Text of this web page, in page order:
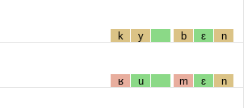
k y b ɛ n
ʁ u m ɛ n